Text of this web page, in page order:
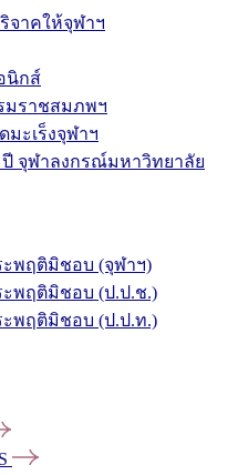
จาคให้จุฬาฯ
นิกส์
มราชสมภพฯ
ะเร็งจุฬาฯ
ปี จุฬาลงกรณ์มหาวิทยาลัย
ะพฤติมิชอบ (จุฬาฯ)
ะพฤติมิชอบ (ป.ป.ช.)
ะพฤติมิชอบ (ป.ป.ท.)